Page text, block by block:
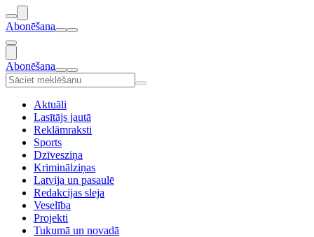
Abonēšana
Abonēšana
Aktuāli
Lasītājs jautā
Reklāmraksti
Sports
Dzīvesziņa
Kriminālziņas
Latvija un pasaulē
Redakcijas sleja
Veselība
Projekti
Tukumā un novadā